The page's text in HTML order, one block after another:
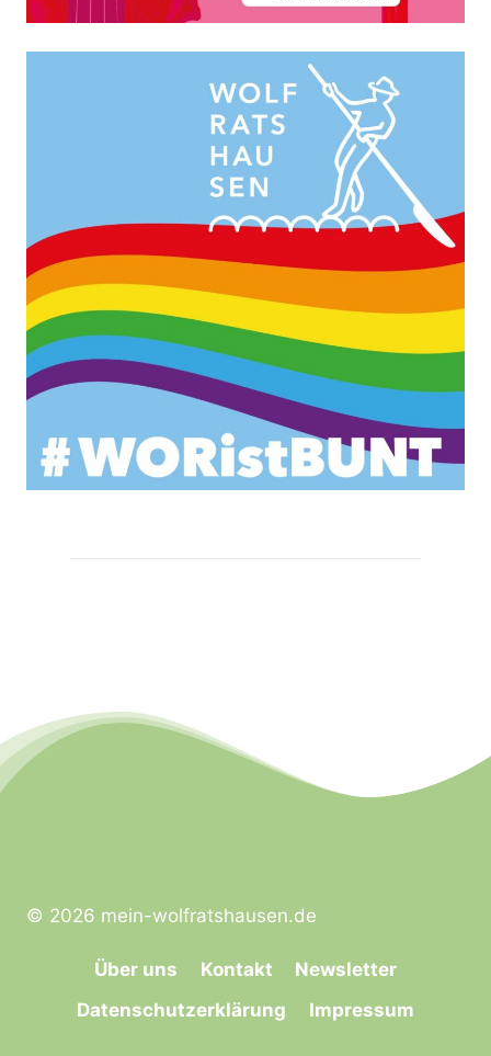
© 2026 mein-wolfratshausen.de
Über uns Kontakt
Newsletter
Datenschutzerklärung
Impressum